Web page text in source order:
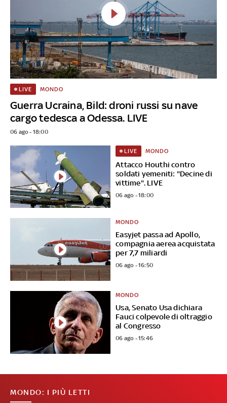
Guerra Ucraina, Bild: droni russi su nave
cargo tedesca a Odessa. LIVE
LIVE MONDO
06 ago - 18:00
Attacco Houthi contro
soldati yemeniti: "Decine di
vittime". LIVE
LIVE MONDO
06 ago - 18:00
Easyjet passa ad Apollo,
compagnia aerea acquistata
per 7,7 miliardi
MONDO
06 ago - 16:50
Usa, Senato Usa dichiara
Fauci colpevole di oltraggio
al Congresso
MONDO
06 ago - 15:46
MONDO: I PIÙ LETTI